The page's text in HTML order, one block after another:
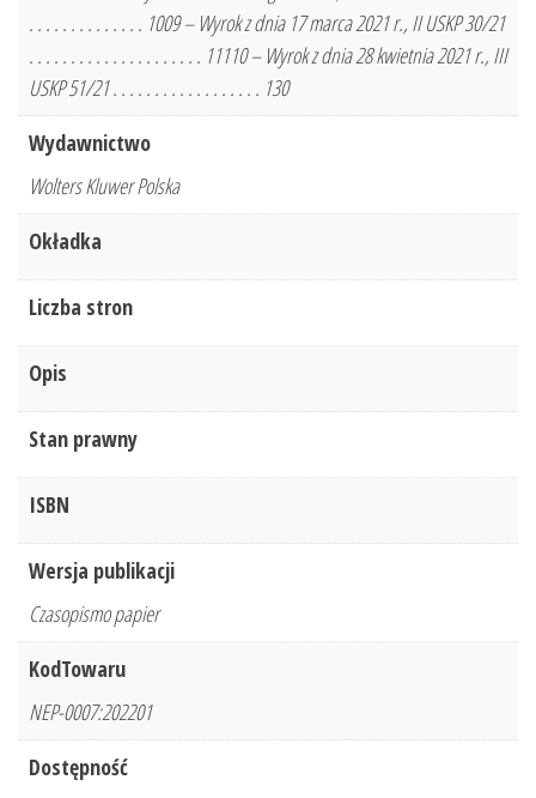
. . . . . . . . . . . . . . 1009 – Wyrok z dnia 17 marca 2021 r., II USKP 30/21
. . . . . . . . . . . . . . . . . . . . . 11110 – Wyrok z dnia 28 kwietnia 2021 r., III
USKP 51/21 . . . . . . . . . . . . . . . . . . 130
Wydawnictwo
Wolters Kluwer Polska
Okładka
Liczba stron
Opis
Stan prawny
ISBN
Wersja publikacji
Czasopismo papier
KodTowaru
NEP-0007:202201
Dostępność